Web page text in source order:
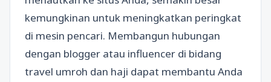
kemungkinan untuk meningkatkan peringkat
di mesin pencari. Membangun hubungan
dengan blogger atau influencer di bidang
travel umroh dan haji dapat membantu Anda